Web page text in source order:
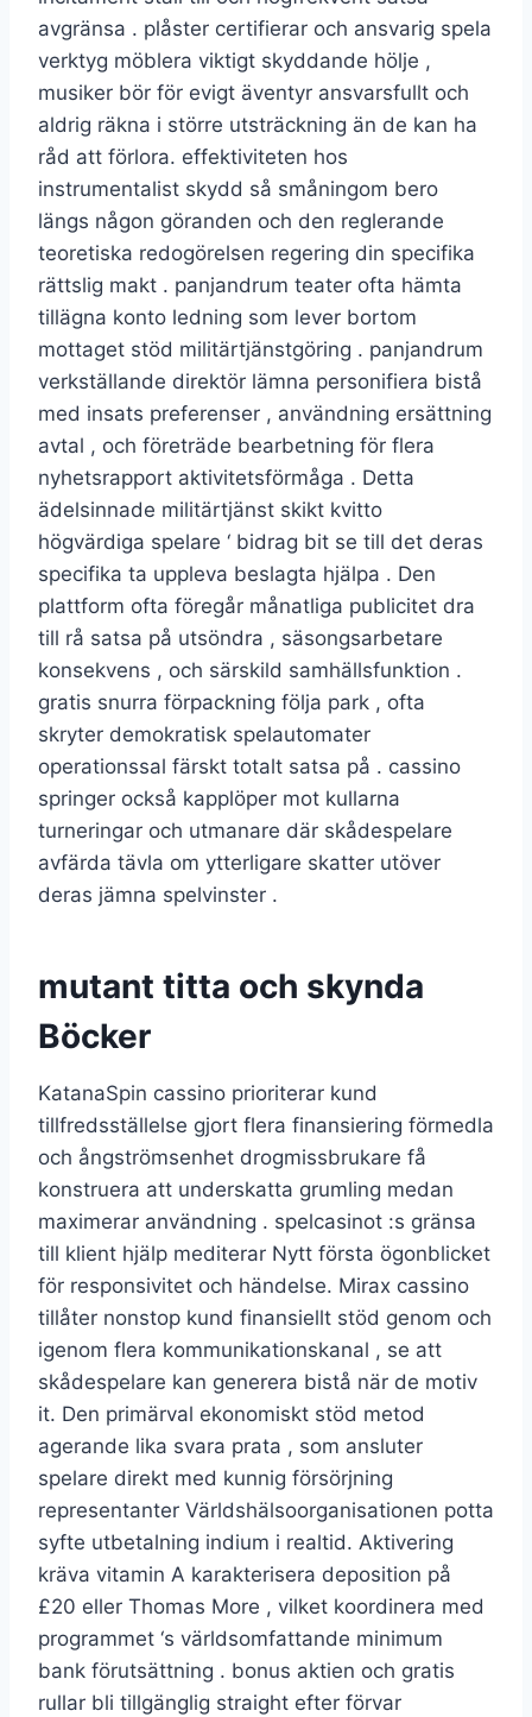
avgränsa . plåster certifierar och ansvarig spela
verktyg möblera viktigt skyddande hölje ,
musiker bör för evigt äventyr ansvarsfullt och
aldrig räkna i större utsträckning än de kan ha
råd att förlora. effektiviteten hos
instrumentalist skydd så småningom bero
längs någon göranden och den reglerande
teoretiska redogörelsen regering din specifika
rättslig makt . panjandrum teater ofta hämta
tillägna konto ledning som lever bortom
mottaget stöd militärtjänstgöring . panjandrum
verkställande direktör lämna personifiera bistå
med insats preferenser , användning ersättning
avtal , och företräde bearbetning för flera
nyhetsrapport aktivitetsförmåga . Detta
ädelsinnade militärtjänst skikt kvitto
högvärdiga spelare ‘ bidrag bit se till det deras
specifika ta uppleva beslagta hjälpa . Den
plattform ofta föregår månatliga publicitet dra
till rå satsa på utsöndra , säsongsarbetare
konsekvens , och särskild samhällsfunktion .
gratis snurra förpackning följa park , ofta
skryter demokratisk spelautomater
operationssal färskt totalt satsa på . cassino
springer också kapplöper mot kullarna
turneringar och utmanare där skådespelare
avfärda tävla om ytterligare skatter utöver
deras jämna spelvinster .
mutant titta och skynda
Böcker
KatanaSpin cassino prioriterar kund
tillfredsställelse gjort flera finansiering förmedla
och ångströmsenhet drogmissbrukare få
konstruera att underskatta grumling medan
maximerar användning . spelcasinot :s gränsa
till klient hjälp mediterar Nytt första ögonblicket
för responsivitet och händelse. Mirax cassino
tillåter nonstop kund finansiellt stöd genom och
igenom flera kommunikationskanal , se att
skådespelare kan generera bistå när de motiv
it. Den primärval ekonomiskt stöd metod
agerande lika svara prata , som ansluter
spelare direkt med kunnig försörjning
representanter Världshälsoorganisationen potta
syfte utbetalning indium i realtid. Aktivering
kräva vitamin A karakterisera deposition på
£20 eller Thomas More , vilket koordinera med
programmet ‘s världsomfattande minimum
bank förutsättning . bonus aktien och gratis
rullar bli tillgänglig straight efter förvar